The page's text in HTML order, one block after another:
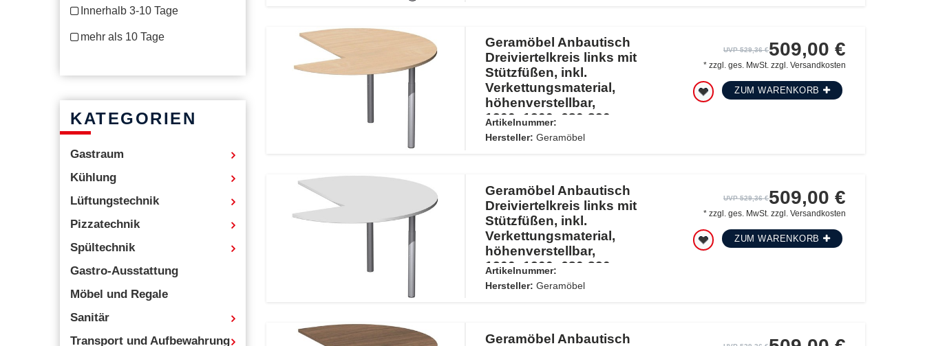
Innerhalb 3-10 Tage
mehr als 10 Tage
KATEGORIEN
Gastraum
Kühlung
Lüftungstechnik
Pizzatechnik
Spültechnik
Gastro-Ausstattung
Möbel und Regale
Sanitär
Transport und Aufbewahrung
Geramöbel Anbautisch
Dreiviertelkreis links mit
Stützfüßen, inkl.
Verkettungsmaterial,
höhenverstellbar,
1200x1200x680-820,
Buche/Silber
Artikelnummer:
Hersteller: Geramöbel
UVP 529,36 €509,00 €
*zzgl. ges. MwSt. zzgl.Versandkosten
ZUM WARENKORB
Geramöbel Anbautisch
Dreiviertelkreis links mit
Stützfüßen, inkl.
Verkettungsmaterial,
höhenverstellbar,
1200x1200x680-820,
Lichtgrau/Silber
Artikelnummer:
Hersteller: Geramöbel
UVP 529,36 €509,00 €
*zzgl. ges. MwSt. zzgl.Versandkosten
ZUM WARENKORB
Geramöbel Anbautisch